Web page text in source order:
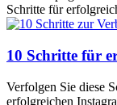
Schritte für
10 Schritte für
Verfolgen Sie diese
erfolgreichen